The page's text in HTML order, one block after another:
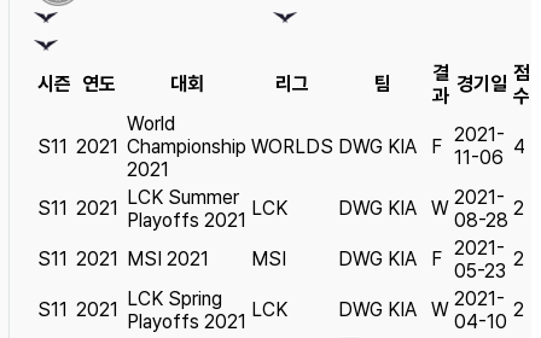
시즌 연도 대회 리그 팀
결
과
경기일 점
수
S11 2021
World
Championship
2021
WORLDS DWG KIA F
2021-
11-06 4
S11 2021 LCK Summer
Playoffs 2021
LCK DWG KIA W 2021-
08-28
2
S11 2021 MSI 2021 MSI DWG KIA F 2021-
05-23
2
S11 2021 LCK Spring
Playoffs 2021
LCK DWG KIA W 2021-
04-10
2